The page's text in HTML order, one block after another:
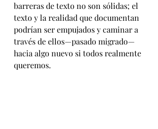
barreras de texto no son sólidas; el
texto y la realidad que documentan
podrían ser empujados y caminar a
través de ellos—pasado ​​migrado—
hacia algo nuevo si todos realmente
queremos.